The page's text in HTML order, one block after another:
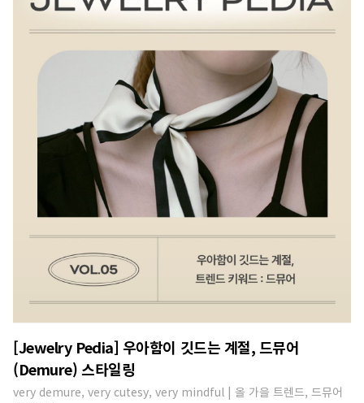
[Jewelry Pedia] 우아함이 깃드는 계절, 드뮤어
(Demure) 스타일링
very demure, very cutesy, very mindful | 올 가을 트렌드, 드뮤어